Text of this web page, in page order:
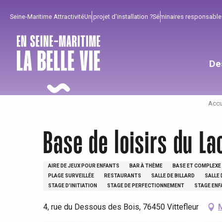
principal
Seine-Maritime AttractivitéUn projet d'installation ?Séminaires
Base de loisirs du
AIRE DE JEUX POUR ENFANTS BAR À THÈME BASE ET
PLAGE SURVEILLÉE
RESTAURANTS SALLE DE BILLARD SALLE
STAGE D’INITIATION
STAGE DE PERFECTIONNEMENT STAGE
4, rue du Dessous des Bois, 76450 Vittefleur